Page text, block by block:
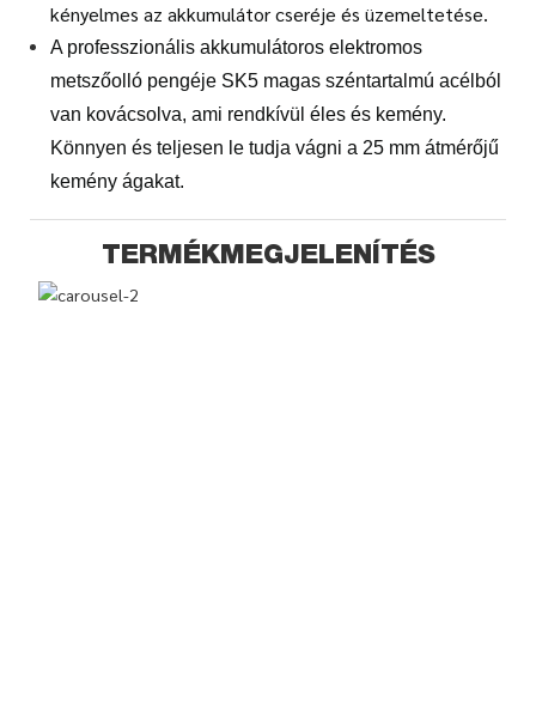
kényelmes az akkumulátor cseréje és üzemeltetése.
A professzionális akkumulátoros elektromos
metszőolló pengéje SK5 magas széntartalmú acélból
van kovácsolva, ami rendkívül éles és kemény.
Könnyen és teljesen le tudja vágni a 25 mm átmérőjű
kemény ágakat.
TERMÉKMEGJELENÍTÉS